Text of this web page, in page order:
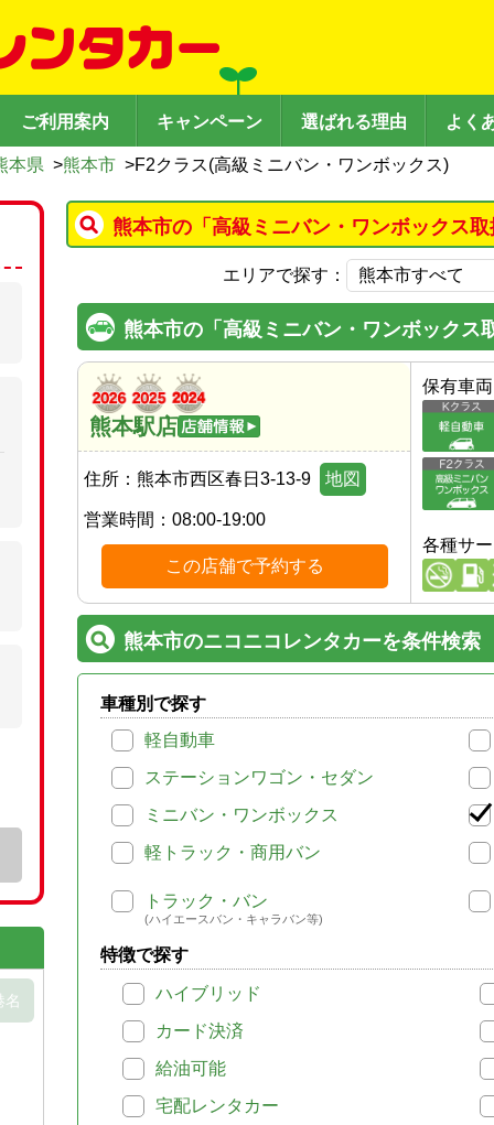
ご利用案内 キャンペーン 選ばれる理由 よく
本県 >熊本市 >F2クラス(高級ミニバン・ワンボックス)
熊本市の「高級ミニバン・ワンボックス
エリアで探す：
熊本市の「高級ミニバン・ワンボックス
熊本駅店
住所： 熊本市西区春日3-13-9 地図
営業時間： 08:00-19:00
この店舗で予約する
保有車
各種サ
熊本市のニコニコレンタカーを条件検索
車種別で探す
軽自動車
ステーションワゴン・セダン
ミニバン・ワンボックス
軽トラック・商用バン
トラック・バン
(ハイエースバン・キャラバン等)
特徴で探す
ハイブリッド
カード決済
給油可能
宅配レンタカー
名